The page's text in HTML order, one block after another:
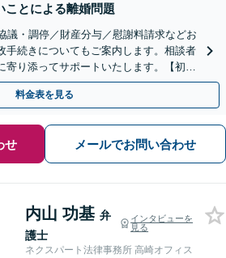
ことによる離婚問題
議・調停／財産分与／慰謝料請求などお
手続きについてもご案内します。相談者
寄り添ってサポートいたします。【初回
料金表を見る
せ メールでお問い合わせ
内山 功基 弁
護士
インタビューを
見る
ネクスパート法律事務所 高崎オフィス